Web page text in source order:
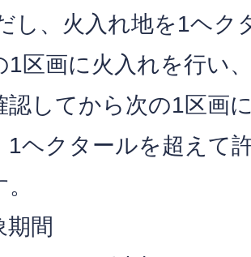
し、火入れ地を1ヘク
1区画に火入れを行い
認してから次の1区画
1ヘクタールを超えて
期間